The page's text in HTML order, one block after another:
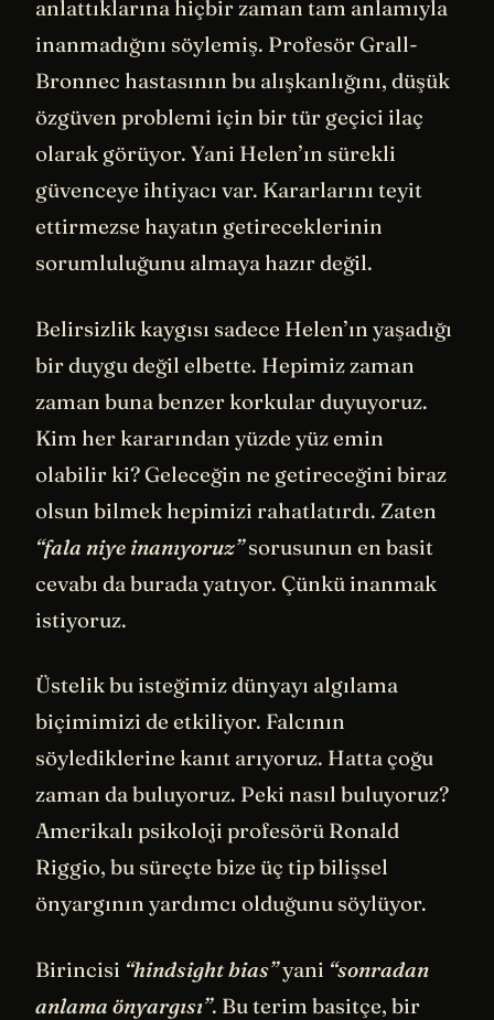
anlattıklarına hiçbir zaman tam anlamıyla
inanmadığını söylemiş. Profesör Grall-
Bronnec hastasının bu alışkanlığını, düşük
özgüven problemi için bir tür geçici ilaç
olarak görüyor. Yani Helen’ın sürekli
güvenceye ihtiyacı var. Kararlarını teyit
ettirmezse hayatın getireceklerinin
sorumluluğunu almaya hazır değil.
Belirsizlik kaygısı sadece Helen’ın yaşadığı
bir duygu değil elbette. Hepimiz zaman
zaman buna benzer korkular duyuyoruz.
Kim her kararından yüzde yüz emin
olabilir ki? Geleceğin ne getireceğini biraz
olsun bilmek hepimizi rahatlatırdı. Zaten
“fala niye inanıyoruz”sorusunun en basit
cevabı da burada yatıyor. Çünkü inanmak
istiyoruz.
Üstelik bu isteğimiz dünyayı algılama
biçimimizi de etkiliyor. Falcının
söylediklerine kanıt arıyoruz. Hatta çoğu
zaman da buluyoruz. Peki nasıl buluyoruz?
Amerikalı psikoloji profesörü Ronald
Riggio, bu süreçte bize üç tip bilişsel
önyargının yardımcı olduğunu söylüyor.
Birincisi “hindsight bias”yani “sonradan
anlama önyargısı”. Bu terim basitçe, bir